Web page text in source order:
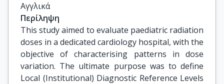
Αγγλικά
Περίληψη
This study aimed to evaluate paediatric radiation
doses in a dedicated cardiology hospital, with the
objective of characterising patterns in dose
variation. The ultimate purpose was to define
Local (Institutional) Diagnostic Reference Levels